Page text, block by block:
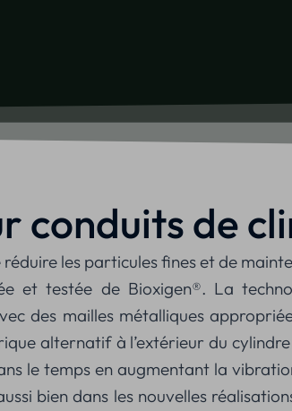
conduits de
les particules fines et de
et testée de Bioxigen®. La
des mailles métalliques
alternatif à l’extérieur du
le temps en augmentant la
bien dans les nouvelles